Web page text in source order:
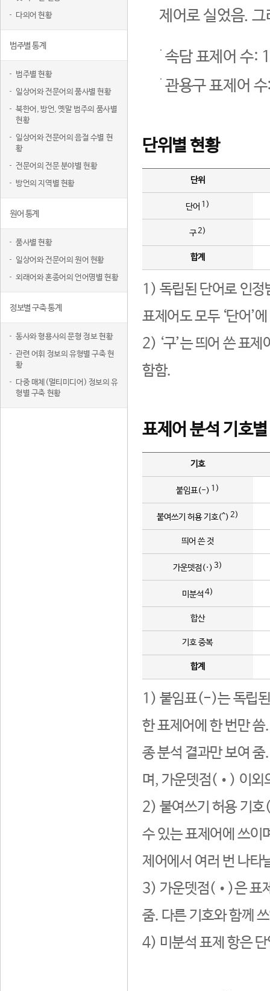
다의어 현황
범주별 통계
범주별 현황
일상어와 전문어의 품사별 현황
북한어, 방언, 옛말 범주의 품사별
현황
일상어와 전문어의 음절 수별 현
황
전문어의 전문 분야별 현황
방언의 지역별 현황
원어 통계
품사별 현황
일상어와 전문어의 원어 현황
외래어와 혼종어의 언어명별 현황
정보별 구축 통계
동사와 형용사의 문형 정보 현황
관련 어휘 정보의 유형별 구축 현
황
다중 매체(멀티미디어) 정보의 유
형별 구축 현황
제어로 실었음.
속담 표제어 수:
관용구 표제어
단위별 현황
단위
단어 1)
구2)
합계
1) 독립된 단어로 인정
표제어도 모두 ‘단어’
2) ‘구’는 띄어 쓴 표
함함.
표제어 분석 기호
기호
붙임표(-) 1)
붙여쓰기 허용 기호(^) 2)
띄어 쓴 것
가운뎃점(·) 3)
미분석 4)
합산
기호 중복
합계
1) 붙임표(-)는 독립된
한 표제어에 한 번만
종 분석 결과만 보여
며, 가운뎃점(•) 이외
2) 붙여쓰기 허용 기호
수 있는 표제어에 쓰이
제어에서 여러 번 나타
3) 가운뎃점(•)은 표
줌. 다른 기호와 함께
4) 미분석 표제 항은